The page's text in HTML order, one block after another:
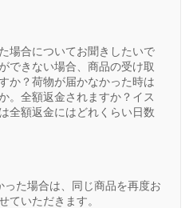
場合についてお聞きしたいで
できない場合、商品の受け取
か？荷物が届かなかった時は
。全額返金されますか？イス
全額返金にはどれくらい日数
た場合は、同じ商品を再度お
ていただきます。